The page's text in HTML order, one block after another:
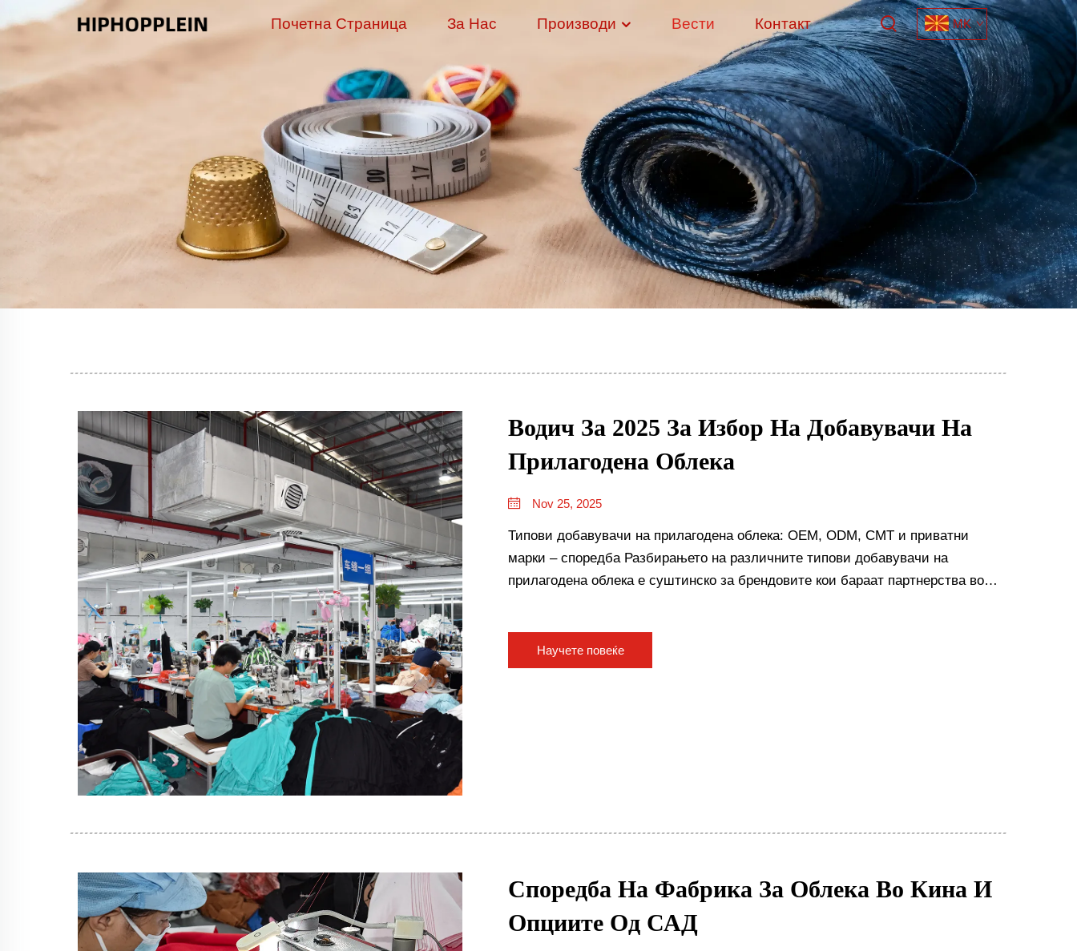
Почетна Страница За Нас Производи Вести Контакт MK
Водич За 2025 За Избор На Добавувачи На
Прилагодена Облека
Nov 25, 2025
Типови добавувачи на прилагодена облека: OEM, ODM, CMT и приватни
марки – споредба Разбирањето на различните типови добавувачи на
прилагодена облека е суштинско за брендовите кои бараат партнерства во
Научете повеќе
Споредба На Фабрика За Облека Во Кина И
Опциите Од САД